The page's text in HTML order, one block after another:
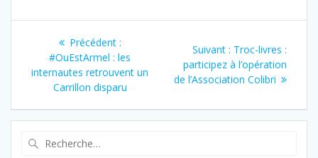
o
e
r
d
I
n
p
Navigation
de
l’article
Précédent :Article
précédent
:
#OuEstArmel : les
internautes retrouvent un
Carrillon disparu
Suivant : Article
suivant
:
Troc-livres :
participez à l’opération
de l’Association Colibri